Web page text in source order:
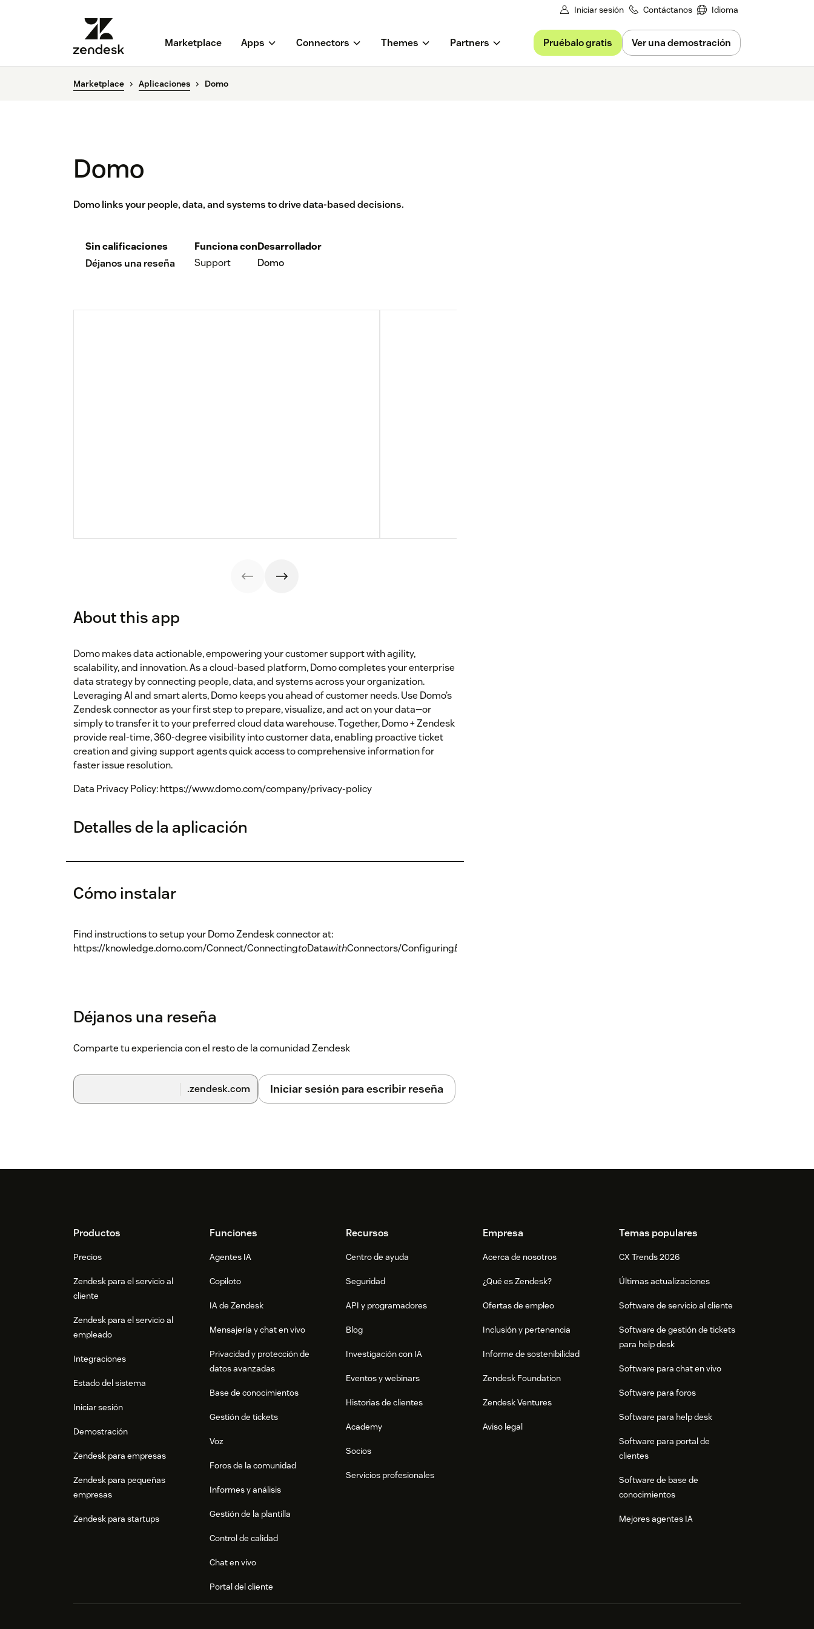
Iniciar sesión Contáctanos Idioma
Marketplace Apps Connectors Themes Partners Pruébalo gratis Ver una demostración
Marketplace Aplicaciones Domo
Domo
Domo links your people, data, and systems to drive data-based decisions.
Sin calificaciones
Déjanos una reseña
Funciona con
Support
Desarrollador
Domo
About this app
Domo makes data actionable, empowering your customer support with agility,
scalability, and innovation. As a cloud-based platform, Domo completes your enterprise
data strategy by connecting people, data, and systems across your organization.
Leveraging AI and smart alerts, Domo keeps you ahead of customer needs. Use Domo’s
Zendesk connector as your first step to prepare, visualize, and act on your data—or
simply to transfer it to your preferred cloud data warehouse. Together, Domo + Zendesk
provide real-time, 360-degree visibility into customer data, enabling proactive ticket
creation and giving support agents quick access to comprehensive information for
faster issue resolution.
Data Privacy Policy: https://www.domo.com/company/privacy-policy
Detalles de la aplicación
Cómo instalar
Find instructions to setup your Domo Zendesk connector at:
https://knowledge.domo.com/Connect/ConnectingtoDatawithConnectors/ConfiguringEach
Déjanos una reseña
Comparte tu experiencia con el resto de la comunidad Zendesk
.zendesk.com Iniciar sesión para escribir reseña
FooterProductos
Precios
Zendesk para el servicio al
cliente
Zendesk para el servicio al
empleado
Integraciones
Estado del sistema
Iniciar sesión
Demostración
Zendesk para empresas
Zendesk para pequeñas
empresas
Zendesk para startups
Funciones
Agentes IA
Copiloto
IA de Zendesk
Mensajería y chat en vivo
Privacidad y protección de
datos avanzadas
Base de conocimientos
Gestión de tickets
Voz
Foros de la comunidad
Informes y análisis
Gestión de la plantilla
Control de calidad
Chat en vivo
Portal del cliente
Recursos
Centro de ayuda
Seguridad
API y programadores
Blog
Investigación con IA
Eventos y webinars
Historias de clientes
Academy
Socios
Servicios profesionales
Empresa
Acerca de nosotros
¿Qué es Zendesk?
Ofertas de empleo
Inclusión y pertenencia
Informe de sostenibilidad
Zendesk Foundation
Zendesk Ventures
Aviso legal
Temas populares
CX Trends 2026
Últimas actualizaciones
Software de servicio al cliente
Software de gestión de tickets
para help desk
Software para chat en vivo
Software para foros
Software para help desk
Software para portal de
clientes
Software de base de
conocimientos
Mejores agentes IA